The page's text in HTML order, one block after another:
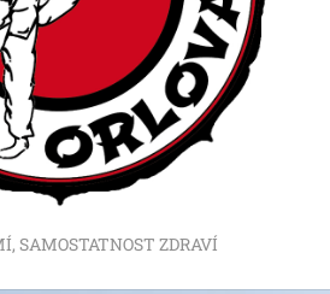
SAMOSTATNOST ZDRAVÍ